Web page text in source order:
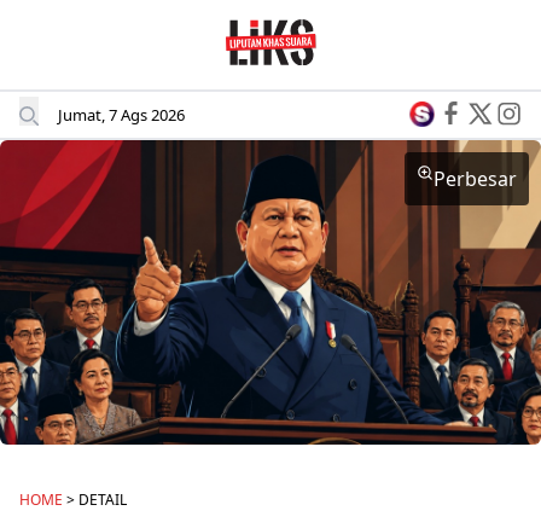
Jumat, 7 Ags 2026
Perbesar
HOME > DETAIL